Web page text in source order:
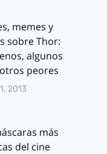
memes y
sobre Thor:
algunos
peores
2013
más
del cine